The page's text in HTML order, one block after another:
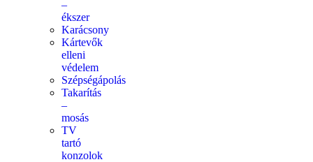
–
ékszer
Karácsony
Kártevők
elleni
védelem
Szépségápolás
Takarítás
–
mosás
TV
tartó
konzolok